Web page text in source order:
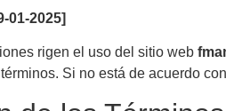
01-2025]
rigen el uso del sitio web
Si no está de acuerdo